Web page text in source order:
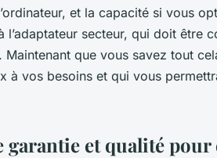
et la capacité si vous
l’adaptateur secteur, qui doit être
Maintenant que vous savez tout
à vos besoins et qui vous
garantie et qualité